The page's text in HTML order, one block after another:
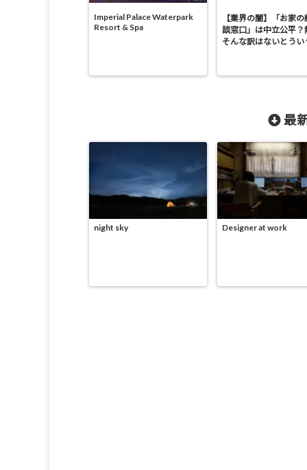
Imperial Palace Waterpark
Resort & Spa
【業界の闇】「お家
談窓口」は中立公平？
そんな訳はないとうい
最
night sky Designer at work